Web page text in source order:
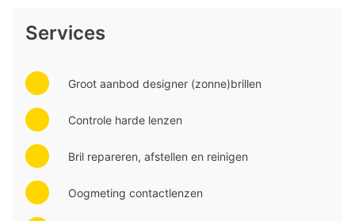
U kunt ons vinden op het volgende adres: Deutzstraat 25 in
Heemskerk.
verder.
Services
Groot aanbod designer (zonne)brillen
Controle harde lenzen
Bril repareren, afstellen en reinigen
Oogmeting contactlenzen